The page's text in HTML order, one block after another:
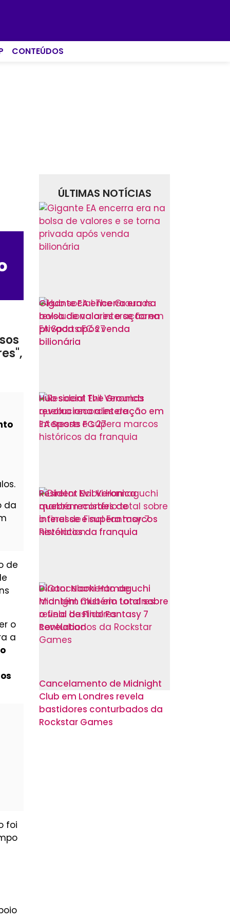
CONTEÚDOS
da
de
o
a
foi
ÚLTIMAS NOTÍCIAS
Gigante EA encerra era na
bolsa de valores e se torna
privada após venda
bilionária
Hub social The Grounds
revoluciona a interação em
EA Sports FC 27
Resident Evil Veronica
quebra recordes de
interesse e supera marcos
históricos da franquia
Diretor Naoki Hamaguchi
mantém mistério total sobre
o final de Final Fantasy 7
Revelation
Cancelamento de Midnight
Club em Londres revela
bastidores conturbados da
Rockstar Games